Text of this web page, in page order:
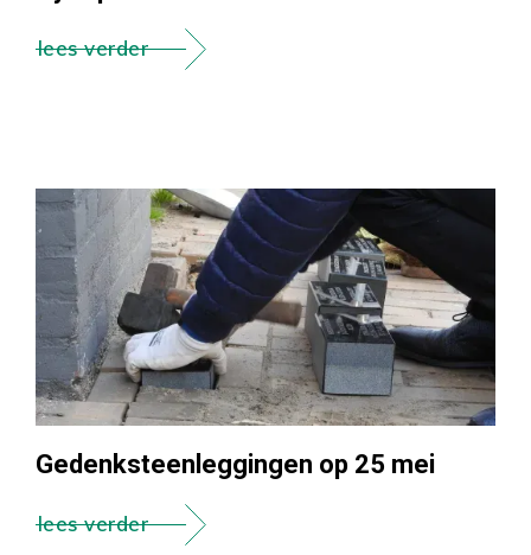
lees verder
Gedenksteenleggingen op 25 mei
lees verder